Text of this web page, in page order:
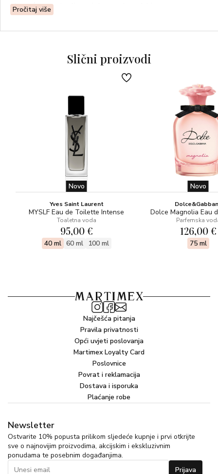
obogaćene su toplinom i drvenastom dubinom
sandalovine, stvarajući baršunasti zagrljaj. Akord Addictive
Comfort nudi elegantnu, nezaboravnu toplinu. Bogate
spajaju se s bademskim i balsamičnim podtonovima zrna
Tonke, stvarajući luksuzan, zarazan završetak. Ledeno
hladna i sofisticirana, kao što samo platina može biti, boca
je ručno ukrašena završnim slojem sličnim platini od strane
florentinskih majstora.
Svaka boca ima jedinstven uzorak, osiguravajući da nijedan
dizajn nije potpuno isti. Pakiranje je napravljeno poput
dragocjene kutije za poklon, oplemenjenom aluminijskim
medaljonom s finim lakiranim ukrasima.
Pročitaj više
Slični proizvodi
Novo
Yves Saint Laurent
MYSLF Eau de Toilette Intense
Toaletna voda
95,00 €
40 ml 60 ml 100 ml
Novo
Dolce Magnolia Eau
Parfemska
126,00 €
75 ml
Najčešća pitanja
Pravila privatnosti
Opći uvjeti poslovanja
Martimex Loyalty Card
Poslovnice
Povrat i reklamacija
Dostava i isporuka
Plaćanje robe
Newsletter
Ostvarite 10% popusta prilikom sljedeće kupnje i prvi otkrijte
sve o najnovijim proizvodima, akcijskim i ekskluzivnim
ponudama te posebnim događanjima.
Prijava